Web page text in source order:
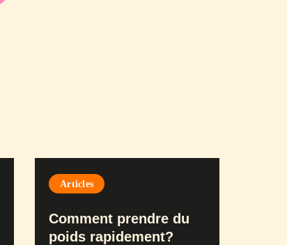
Articles
Comment prendre du
poids rapidement?